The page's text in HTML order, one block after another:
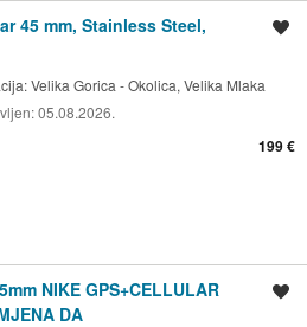
45 mm, Stainless Steel,
Velika Gorica - Okolica, Velika Mlaka
05.08.2026.
199 €
NIKE GPS+CELLULAR
DA